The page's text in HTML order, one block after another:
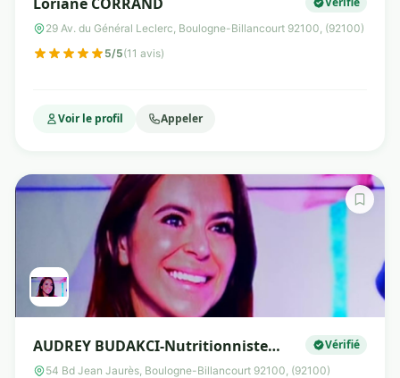
29 Av. du Général Leclerc, Boulogne-Billancourt 92100, (92100)
5/5(11 avis)
Voir le profil Appeler
AUDREY BUDAKCI-Nutritionniste
Micronutrition Cryolipolyse et Hifu
Vérifié
54 Bd Jean Jaurès, Boulogne-Billancourt 92100, (92100)